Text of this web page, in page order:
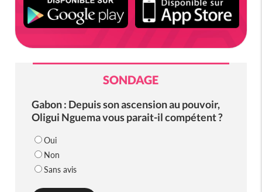
SONDAGE
Gabon : Depuis son ascension au pouvoir,
Oligui Nguema vous parait-il compétent ?
Oui
Non
Sans avis